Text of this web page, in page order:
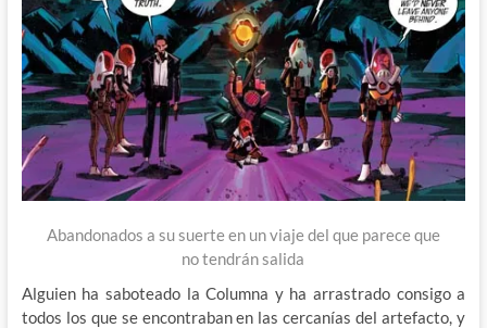
Abandonados a su suerte en un viaje del que parece que
no tendrán salida
Alguien ha saboteado la Columna y ha arrastrado consigo a
todos los que se encontraban en las cercanías del artefacto, y